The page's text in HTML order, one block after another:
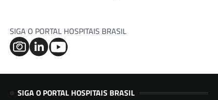
SIGA O PORTAL HOSPITAIS BRASIL
SIGA O PORTAL HOSPITAIS BRASIL